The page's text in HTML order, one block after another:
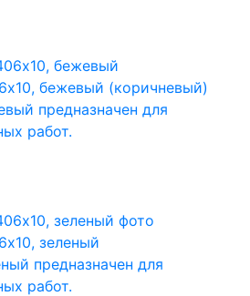
бежевый (коричневый)
предназначен для
работ.
зеленый
предназначен для
работ.